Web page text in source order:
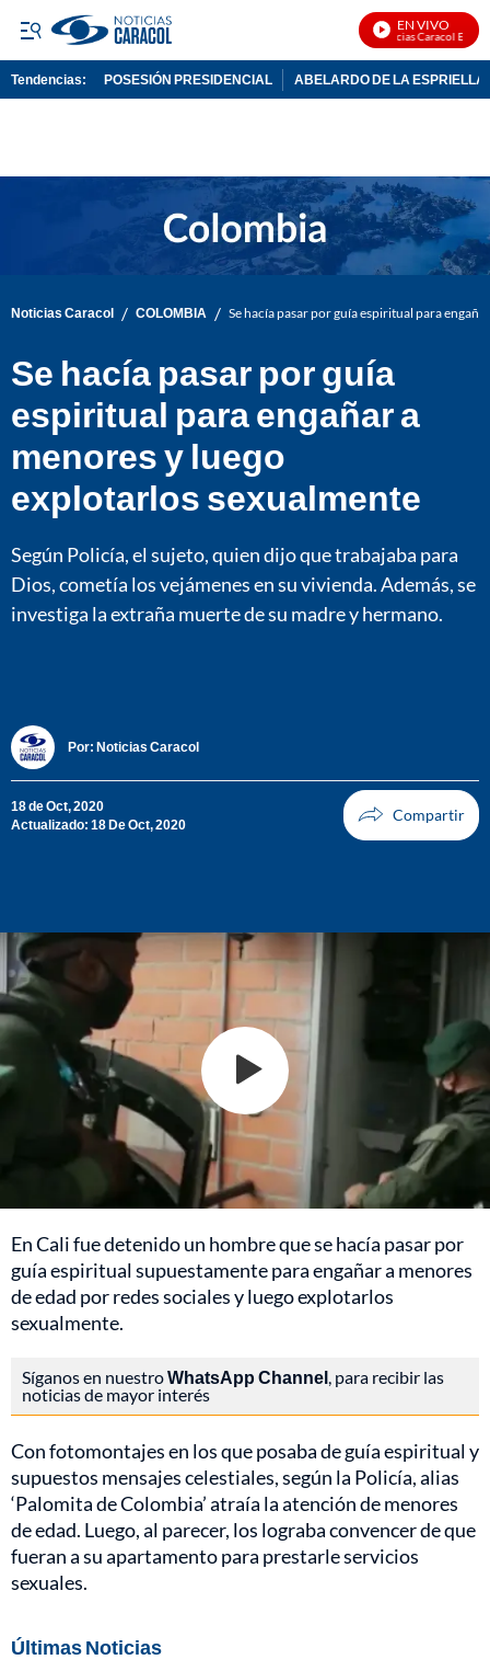
EN VIVO
Noticias Caracol En Vivo
Tendencias: POSESIÓN PRESIDENCIAL ABELARDO DE LA ESPRIELLA
Noticias Caracol / COLOMBIA / Se hacía pasar por guía espiritual para
Se hacía pasar por guía
espiritual para engañar a
menores y luego
explotarlos sexualmente
Según Policía, el sujeto, quien dijo que trabajaba para
Dios, cometía los vejámenes en su vivienda. Además, se
investiga la extraña muerte de su madre y hermano.
Por: Noticias Caracol
18 de Oct, 2020
Actualizado: 18 De Oct, 2020
En Cali fue detenido un hombre que se hacía pasar por
guía espiritual supuestamente para engañar a menores
de edad por redes sociales y luego explotarlos
sexualmente.
Síganos en nuestroWhatsApp Channel , para recibir las
noticias de mayor interés
Con fotomontajes en los que posaba de guía espiritual y
supuestos mensajes celestiales, según la Policía, alias
‘Palomita de Colombia’ atraía la atención de menores
de edad. Luego, al parecer, los lograba convencer de que
fueran a su apartamento para prestarle servicios
sexuales.
Últimas Noticias